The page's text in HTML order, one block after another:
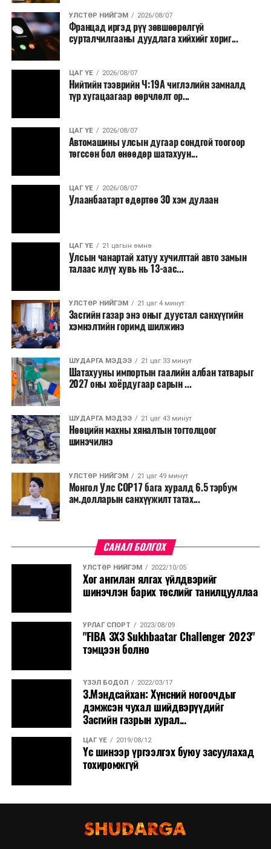
Урьдчилан төлөвлөсөн төрийн өндөр албан
тушаалтны томилолтоос бусад гадаад
томилолт, гадаадын зочин хүлээн авах зардал;
Зайлшгүй шаардлагагүй тоног төхөөрөмж,
тавилга, автомашин худалдан авах;
Батлан хамгаалах, хууль зүйн салбараас бусад
Хуулиар заавал мэдээлэхээс бусад кино,
контент, хэвлэлийн зардал;
Санхүүгийн хэмнэлтийн горимыг 2026 оны
арванхоёрдугаар сарын 31 хүртэл мөрдөнө. Харин
хамрагдахгүй бөгөөд цэцэрлэг, сургуулийн хүүхдийн
эрт илрүүлэг, вакцинжуулалт, томуу, томуу төст
өвчний эсрэг арга хэмжээ зэрэг зайлшгүй
үргэлжилнэ гэж Ерөнхий сайд Н.Учрал онцоллоо.
Мөн бүх шатны төсвийн ерөнхийлөн захирагч нарт
салбар бүрдээ урсгал зардлыг 20 хувиар бууруулах,
нөхөн томилгоо хийхгүй байх, аялал, амралт, зугаалга,
хамт олны урлаг, спортын арга хэмжээг зохион
байгуулахгүй байх, төрийн албанд шинэ орон тоо бий
болгохгүй байх, эрчим хүчний хэрэглээг хэмнэх, хурал,
сургалтыг цахим хэлбэрт шилжүүлэх, төрийн албан
хаагчдыг зарим өдрүүдэд цахимаар ажиллуулах арга
хэмжээг үргэлжлүүлэхийг үүрэг болголоо.
Төсвийн сахилга бат сайжирч, эдийн засгийн нөхцөл
байдал хэвийн болсон тохиолдолд эдгээр
хязгаарлалтыг үе шаттайгаар сулруулах юм.
УЛСТӨР НИЙГЭМ 2026/08/07
Францад иргэд рүү зөвшөөрөлгүй
сурталчилгааны дуудлага хийхийг хориг...
ЦАГ ҮЕ 2026/08/07
Нийтийн тээврийн Ч:19А чиглэлийн замналд
түр хугацаагаар өөрчлөлт ор...
ЦАГ ҮЕ 2026/08/07
Автомашины улсын дугаар сондгой тоогоор
төгссөн бол өнөөдөр шатахуун...
ЦАГ ҮЕ 2026/08/07
Улаанбаатарт өдөртөө 30 хэм дулаан
ЦАГ ҮЕ 21 цагын өмнө
Улсын чанартай хатуу хучилттай авто замын
талаас илүү хувь нь 13-аас...
УЛСТӨР НИЙГЭМ 21 цаг 4 минут
Засгийн газар энэ оныг дуустал санхүүгийн
хэмнэлтийн горимд шилжинэ
ШУДАРГА МЭДЭЭ 21 цаг 33 минут
Шатахууны импортын гаалийн албан татварыг
2027 оны хоёрдугаар сарын ...
ШУДАРГА МЭДЭЭ 21 цаг 43 минут
Нөөцийн махны хяналтын тогтолцоог
шинэчилнэ
УЛСТӨР НИЙГЭМ 21 цаг 49 минут
Монгол Улс COP17 бага хуралд 6.5 тэрбум
ам.долларын санхүүжилт татах...
САНАЛ БОЛГОХ
УЛСТӨР НИЙГЭМ 2022/10/05
Хог ангилан ялгах үйлдвэрийг
шинэчлэн барих төслийг танилцууллаа
УРЛАГ СПОРТ 2023/08/09
"FIBA 3X3 Sukhbaatar Challenger 2023"
тэмцээн болно
ҮЗЭЛ БОДОЛ 2022/03/17
З.Мэндсайхан: Хүнсний ногоочдыг
дэмжсэн чухал шийдвэрүүдийг
Засгийн газрын хурал...
ЦАГ ҮЕ 2019/08/12
Үс шинээр үргээлгэх буюу засуулахад
тохиромжгүй